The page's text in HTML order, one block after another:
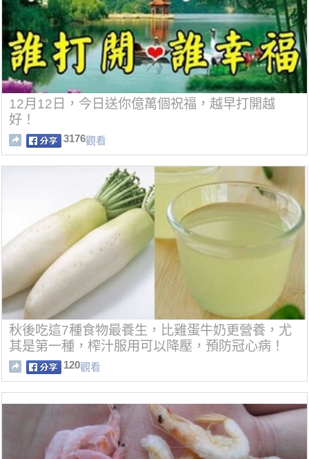
12月12日，今日送你億萬個祝福，越早打開越
好！
3176觀看
秋後吃這7種食物最養生，比雞蛋牛奶更營養，尤
其是第一種，榨汁服用可以降壓，預防冠心病！
120觀看